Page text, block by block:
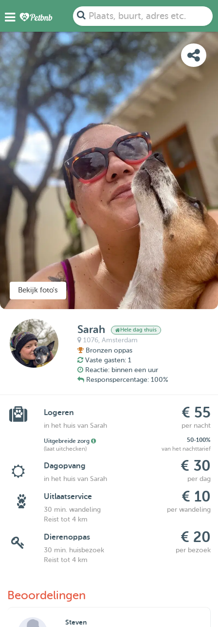
Plaats, buurt, adres etc.
FOTO'S BEOORDELINGEN KAART
Bekijk foto's
Sarah Hele dag thuis
1076,Amsterdam
Bronzen oppas
Vaste gasten: 1
Reactie: binnen een uur
Responspercentage: 100%
Logeren € 55
in het huis van Sarah per nacht
Uitgebreide zorg
50-100%
(laat uitchecken)
van het nachttarief
Dagopvang € 30
in het huis van Sarah per dag
Uitlaatservice € 10
30 min. wandeling
per wandeling
Reist tot 4 km
Dierenoppas € 20
30 min. huisbezoek
per bezoek
Reist tot 4 km
Beoordelingen
Steven